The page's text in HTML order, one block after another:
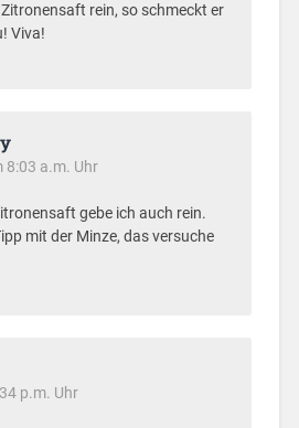
rein, so schmeckt er
Viva!
a.m. Uhr
gebe ich auch rein.
mit der Minze, das versuche
p.m. Uhr